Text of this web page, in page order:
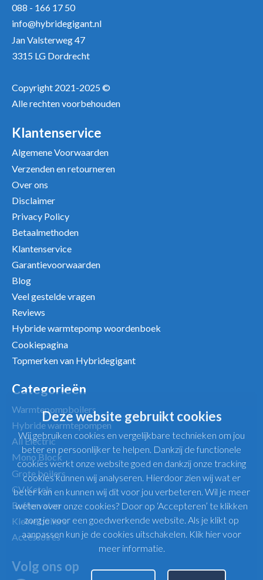
088 - 166 17 50
info@hybridegigant.nl
Jan Valsterweg 47
3315 LG Dordrecht
Copyright 2021-2025 ©
Alle rechten voorbehouden
Klantenservice
Algemene Voorwaarden
Verzenden en retourneren
Over ons
Disclaimer
Privacy Policy
Betaalmethoden
Klantenservice
Garantievoorwaarden
Blog
Veel gestelde vragen
Reviews
Hybride warmtepomp woordenboek
Cookiepagina
Topmerken van Hybridegigant
Categorieën
Warmtepompboilers
Hybride warmtepompen
All Electric
Mono Block
Grote boilers
CV Ketels
Buffervaten
Kleine boilers
Accessoires
Volg ons op
Deze website gebruikt cookies
Wij gebruiken cookies en vergelijkbare technieken om jou
beter en persoonlijker te helpen. Dankzij de functionele
cookies werkt onze website goed en dankzij onze tracking
cookies kunnen wij analyseren. Hierdoor zien wij wat er
beter kan en kunnen wij dit voor jou verbeteren. Wil je meer
weten over onze cookies? Door op ‘Accepteren’ te klikken
zorg je voor een goedwerkende website. Als je klikt op
aanpassen kun je de cookies uitschakelen. Klik hier voor
meer informatie.